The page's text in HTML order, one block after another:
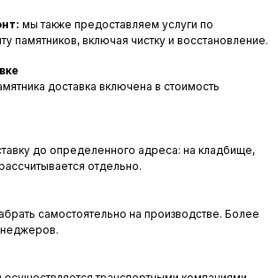
мы также предоставляем услуги по
памятников, включая чистку и восстановление.
доставка включена в стоимость
до определенного адреса: на кладбище,
отдельно.
самостоятельно на производстве. Более